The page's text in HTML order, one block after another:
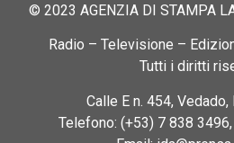
© 2023 AGENZIA DI STAMPA
Radio – Televisione –
Tutti i diritti
Calle E n. 454, Vedado,
Telefono: (+53) 7 838